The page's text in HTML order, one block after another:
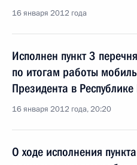
16 января 2012 года
Исполнен пункт 3
по итогам работы
Президента в
16 января 2012 года, 20:20
О ходе исполнения